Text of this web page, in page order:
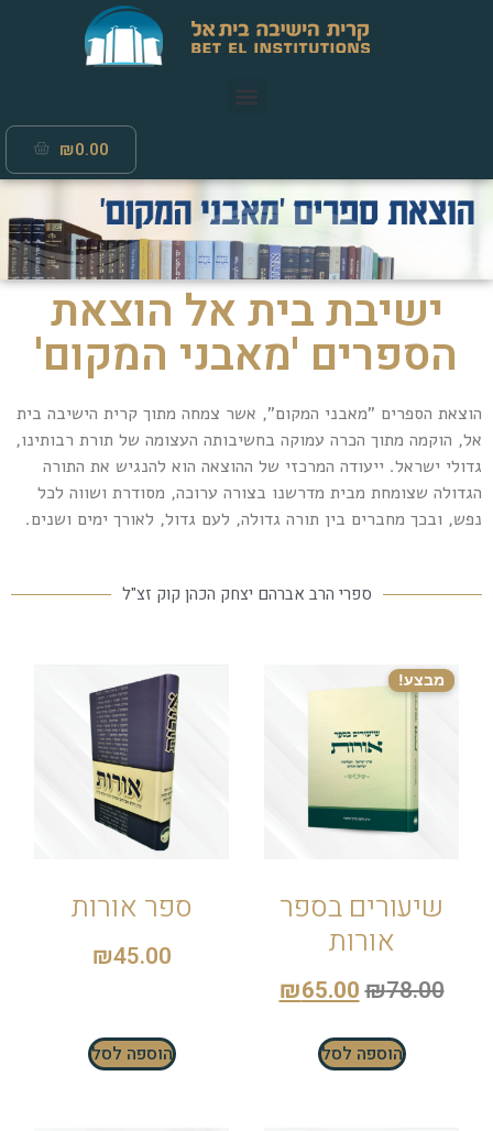
₪0.00
ישיבת בית אל הוצאת
הספרים 'מאבני המקום'
הוצאת הספרים "מאבני המקום", אשר צמחה מתוך קרית הישיבה בית
אל, הוקמה מתוך הכרה עמוקה בחשיבותה העצומה של תורת רבותינו,
גדולי ישראל. ייעודה המרכזי של ההוצאה הוא להנגיש את התורה
הגדולה שצומחת מבית מדרשנו בצורה ערוכה, מסודרת ושווה לכל
נפש, ובכך מחברים בין תורה גדולה, לעם גדול, לאורך ימים ושנים.
ספרי הרב אברהם יצחק הכהן קוק זצ"ל
שיעורים בספר
אורות
₪78.00
₪65.00
מבצע!
הוספה לסל
ספר אורות
₪45.00
הוספה לסל